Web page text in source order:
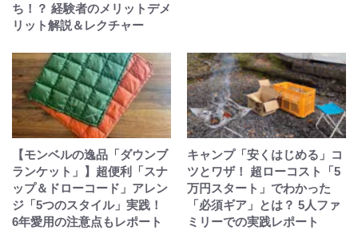
ち！？ 経験者のメリットデメ
リット解説＆レクチャー
【モンベルの逸品「ダウンブ
ランケット」】超便利「スナ
ップ＆ドローコード」アレン
ジ「5つのスタイル」実践！
6年愛用の注意点もレポート
キャンプ「安くはじめる」コ
ツとワザ！ 超ローコスト「5
万円スタート」でわかった
「必須ギア」とは？ 5人ファ
ミリーでの実践レポート